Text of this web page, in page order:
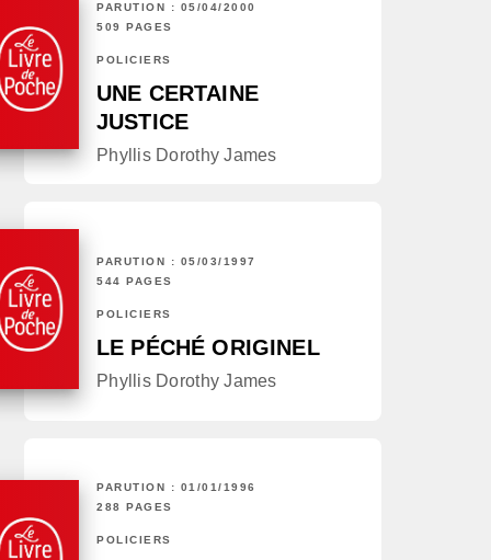
PARUTION : 05/04/2000
509 PAGES
POLICIERS
UNE CERTAINE
JUSTICE
Phyllis Dorothy James
PARUTION : 05/03/1997
544 PAGES
POLICIERS
LE PÉCHÉ ORIGINEL
Phyllis Dorothy James
PARUTION : 01/01/1996
288 PAGES
POLICIERS